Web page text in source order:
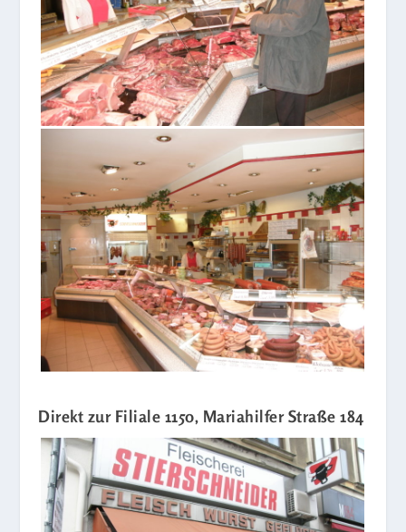
Direkt zur Filiale 1150, Mariahilfer Straße 184